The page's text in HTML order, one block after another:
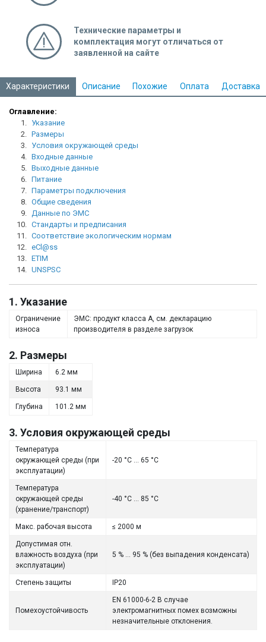
Технические параметры и
комплектация могут отличаться от
заявленной на сайте
Характеристики Описание Похожие Оплата Доставка
Оглавление:
1. Указание
2. Размеры
3. Условия окружающей среды
4. Входные данные
5. Выходные данные
6. Питание
7. Параметры подключения
8. Общие сведения
9. Данные по ЭМС
10. Стандарты и предписания
11. Соответствие экологическим нормам
12. eCl@ss
13. ETIM
14. UNSPSC
1. Указание
Ограничение
износа
ЭМС: продукт класса А, см. декларацию
производителя в разделе загрузок
2. Размеры
Ширина 6.2 мм
Высота 93.1 мм
Глубина 101.2 мм
3. Условия окружающей среды
Температура
окружающей среды (при
эксплуатации)
-20 °C ... 65 °C
Температура
окружающей среды
(хранение/транспорт)
-40 °C ... 85 °C
Макс. рабочая высота ≤ 2000 м
Допустимая отн.
влажность воздуха (при
эксплуатации)
5 % ... 95 % (без выпадения конденсата)
Степень защиты IP20
Помехоустойчивость
EN 61000-6-2 В случае
электромагнитных помех возможны
незначительные отклонения.